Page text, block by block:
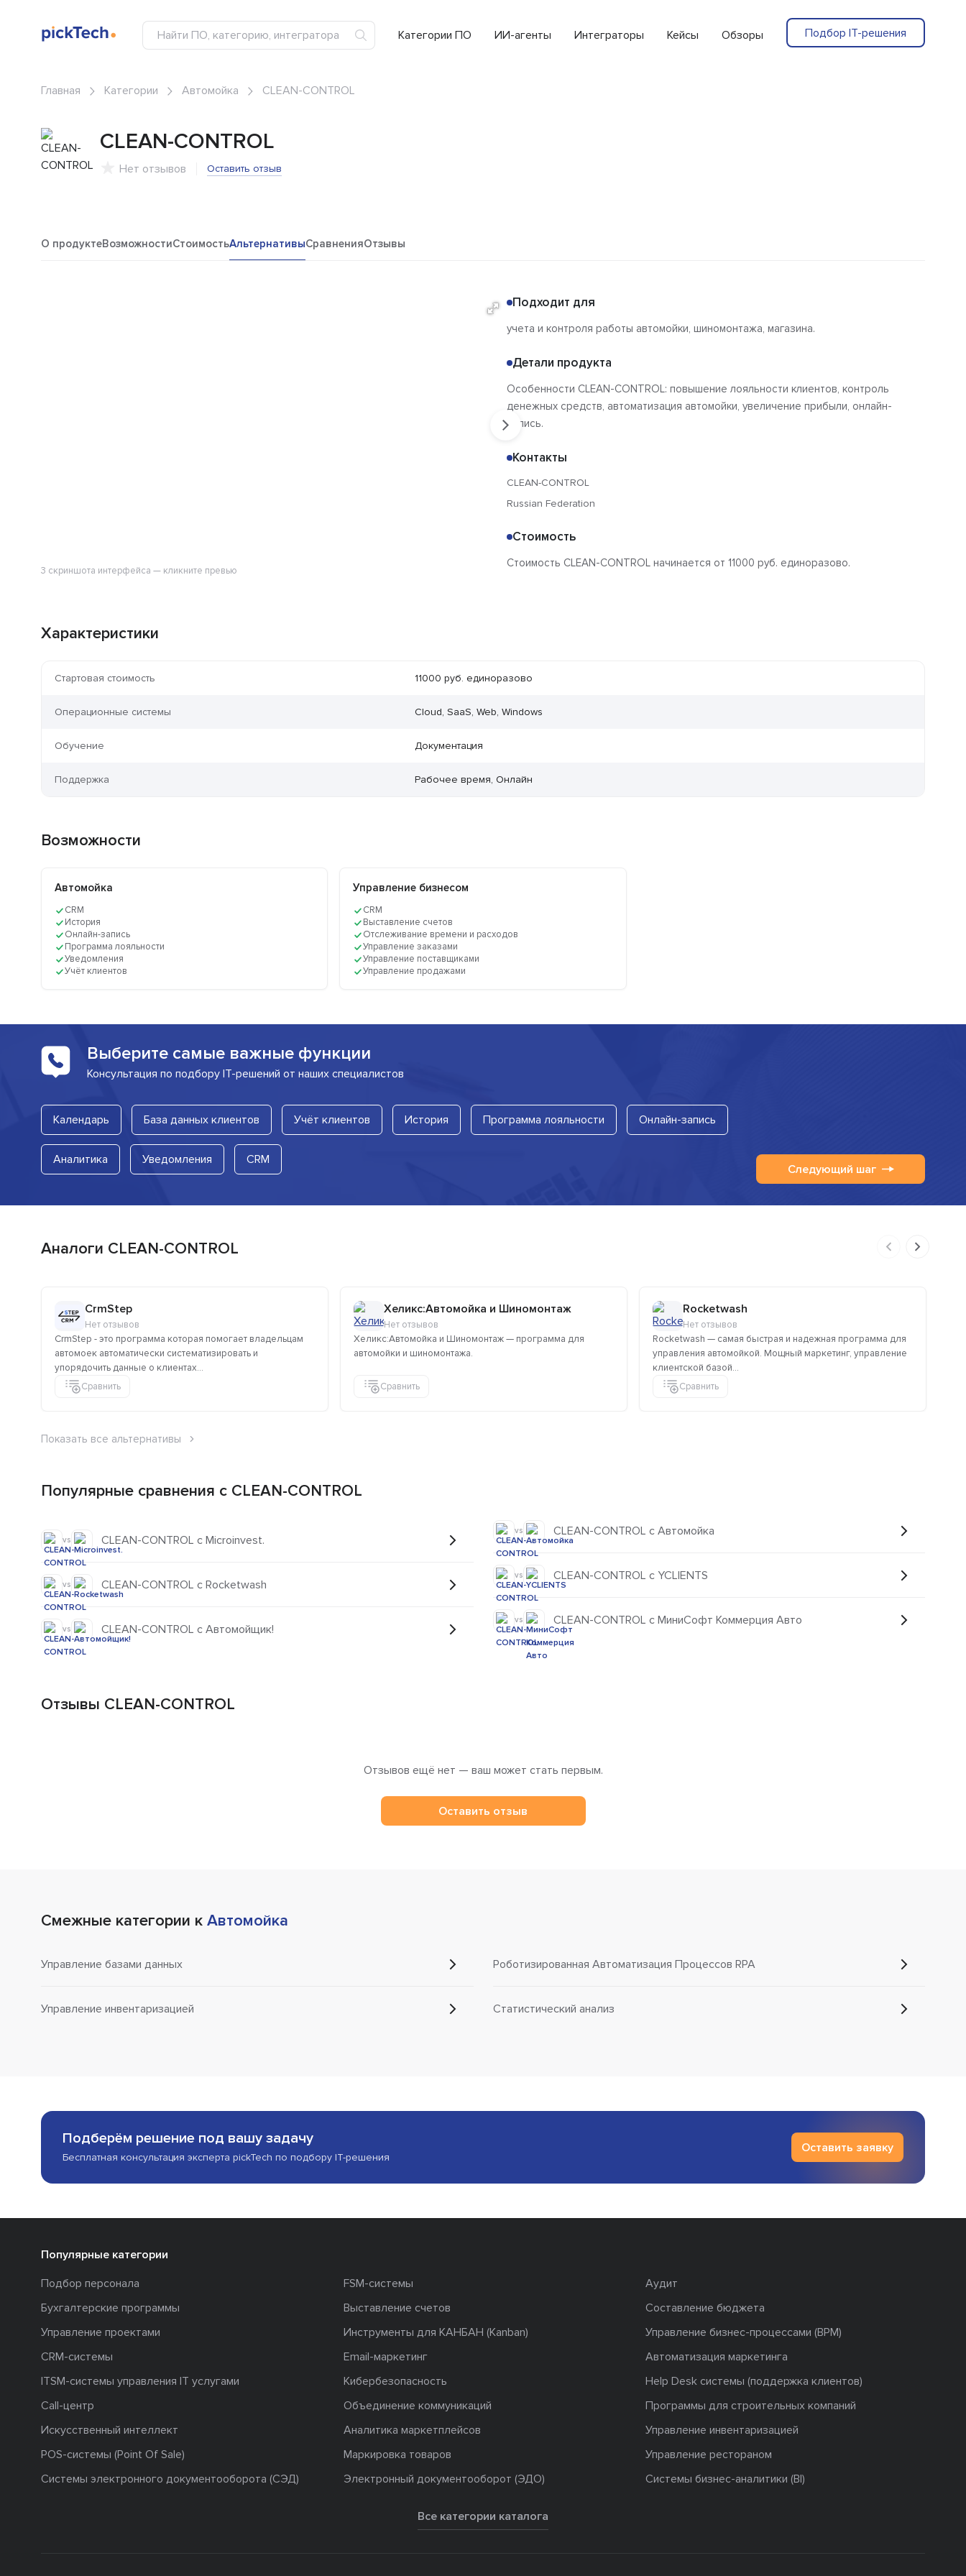
Категории ПО ИИ-агенты Интеграторы Кейсы Обзоры Подбор IT-решения
Главная Категории Автомойка CLEAN-CONTROL
CLEAN-CONTROL
Нет отзывов Оставить отзыв
О продуктеВозможностиСтоимостьАльтернативыСравненияОтзывы
3 скриншота интерфейса — кликните превью
Подходит для
учета и контроля работы автомойки, шиномонтажа, магазина.
Детали продукта
Особенности CLEAN-CONTROL: повышение лояльности клиентов, контроль
денежных средств, автоматизация автомойки, увеличение прибыли, онлайн-
запись.
Контакты
CLEAN-CONTROL
Russian Federation
Стоимость
Стоимость CLEAN-CONTROL начинается от 11000 руб. единоразово.
Характеристики
Стартовая стоимость 11000 руб. единоразово
Операционные системы Cloud, SaaS, Web, Windows
Обучение Документация
Поддержка Рабочее время, Онлайн
Возможности
Автомойка
CRM
История
Онлайн-запись
Программа лояльности
Уведомления
Учёт клиентов
Управление бизнесом
CRM
Выставление счетов
Отслеживание времени и расходов
Управление заказами
Управление поставщиками
Управление продажами
Выберите самые важные функции
Консультация по подбору IT-решений от наших специалистов
Календарь База данных клиентов Учёт клиентов История Программа лояльности Онлайн-запись
Аналитика Уведомления CRM
Следующий шаг
Аналоги CLEAN-CONTROL
CrmStep
Нет отзывов
CrmStep - это программа которая помогает владельцам
автомоек автоматически систематизировать и
упорядочить данные о клиентах...
Сравнить
Хеликс:Автомойка и Шиномонтаж
Нет отзывов
Хеликс:Автомойка и Шиномонтаж — программа для
автомойки и шиномонтажа.
Сравнить
Rocketwash
Нет отзывов
Rocketwash — самая быстрая и надежная программа для
управления автомойкой. Мощный маркетинг, управление
клиентской базой...
Сравнить
Показать все альтернативы
Популярные сравнения с CLEAN-CONTROL
vs CLEAN-CONTROL с Microinvest.
vs CLEAN-CONTROL с Rocketwash
vs CLEAN-CONTROL с Автомойщик!
vs CLEAN-CONTROL с Автомойка
vs CLEAN-CONTROL с YCLIENTS
vs CLEAN-CONTROL с МиниСофт Коммерция Авто
Отзывы CLEAN-CONTROL
Отзывов ещё нет — ваш может стать первым.
Оставить отзыв
Смежные категории к Автомойка
Управление базами данных
Управление инвентаризацией
Роботизированная Автоматизация Процессов RPA
Статистический анализ
Подберём решение под вашу задачу
Бесплатная консультация эксперта pickTech по подбору IT-решения
Оставить заявку
Популярные категории
Подбор персонала
FSM-системы
Аудит
Бухгалтерские программы
Выставление счетов
Составление бюджета
Управление проектами
Инструменты для КАНБАН (Kanban)
Управление бизнес-процессами (BPM)
CRM-системы
Email-маркетинг
Автоматизация маркетинга
ITSM-системы управления IT услугами
Кибербезопасность
Help Desk системы (поддержка клиентов)
Call-центр
Объединение коммуникаций
Программы для строительных компаний
Искусственный интеллект
Аналитика маркетплейсов
Управление инвентаризацией
POS-системы (Point Of Sale)
Маркировка товаров
Управление рестораном
Системы электронного документооборота (СЭД)
Электронный документооборот (ЭДО) Системы бизнес-аналитики (BI)
Все категории каталога